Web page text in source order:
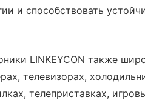
и способствовать
LINKEYCON также
телевизорах,
телеприставках,